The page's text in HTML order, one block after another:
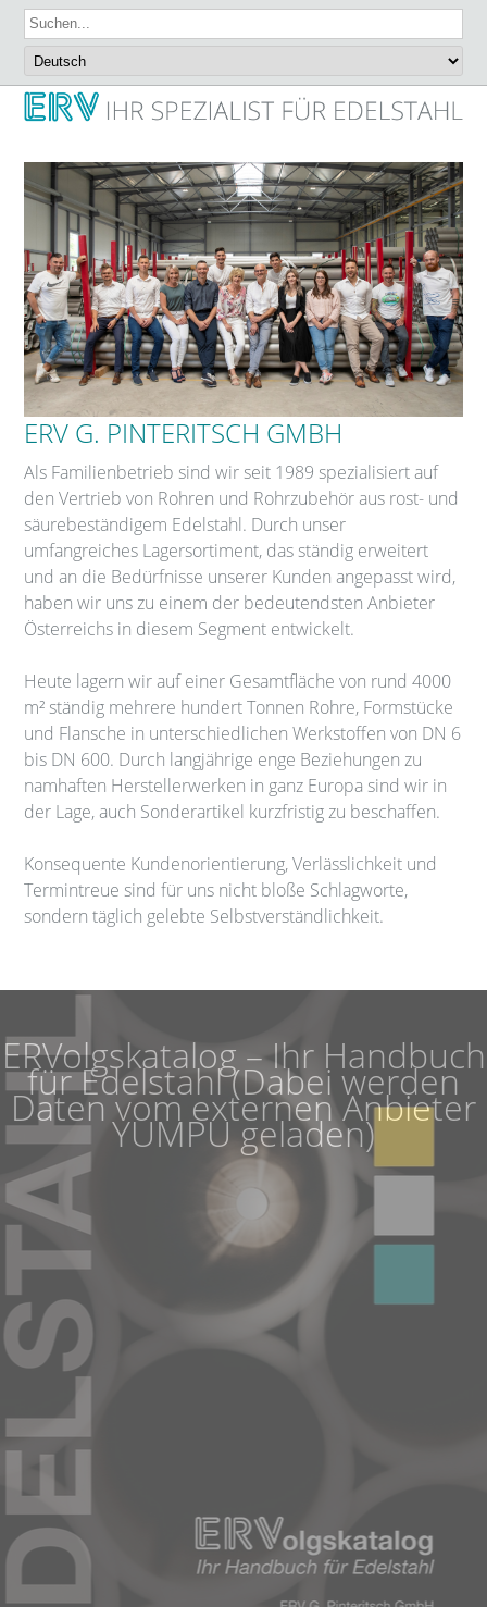
ERV G. PINTERITSCH GMBH
Als Familienbetrieb sind wir seit 1989 spezialisiert auf
den Vertrieb von Rohren und Rohrzubehör aus rost- und
säurebeständigem Edelstahl. Durch unser
umfangreiches Lagersortiment, das ständig erweitert
und an die Bedürfnisse unserer Kunden angepasst wird,
haben wir uns zu einem der bedeutendsten Anbieter
Österreichs in diesem Segment entwickelt.
Heute lagern wir auf einer Gesamtfläche von rund 4000
m² ständig mehrere hundert Tonnen Rohre, Formstücke
und Flansche in unterschiedlichen Werkstoffen von DN 6
bis DN 600. Durch langjährige enge Beziehungen zu
namhaften Herstellerwerken in ganz Europa sind wir in
der Lage, auch Sonderartikel kurzfristig zu beschaffen.
Konsequente Kundenorientierung, Verlässlichkeit und
Termintreue sind für uns nicht bloße Schlagworte,
sondern täglich gelebte Selbstverständlichkeit.
ERVolgskatalog – Ihr Handbuch
für Edelstahl (Dabei werden
Daten vom externen Anbieter
YUMPU geladen)